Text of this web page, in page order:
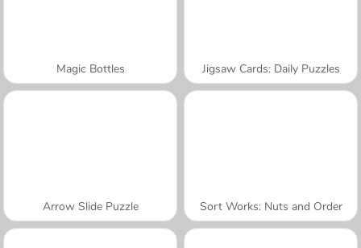
Magic Bottles Jigsaw Cards: Daily Puzzles
Arrow Slide Puzzle Sort Works: Nuts and Order